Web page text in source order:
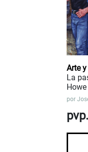
Arte
La
Howe
por